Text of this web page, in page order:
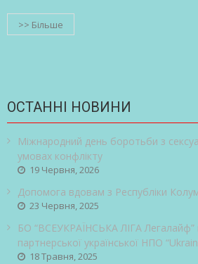
>> Більше
ОСТАННІ НОВИНИ
Міжнародний день боротьби з
умовах конфлікту
19 Червня, 2026
Допомога вдовам з Республіки
23 Червня, 2025
БО “ВСЕУКРАЇНСЬКА ЛІГА Легалайф”
партнерської української НПО
18 Травня, 2025